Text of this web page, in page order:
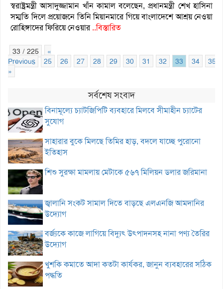
স্বরাষ্ট্রমন্ত্রী আসাদুজ্জামান খাঁন কামাল বলেছেন, প্রধানমন্ত্রী শেখ হাসিনা
সম্মতি দিলে প্রয়োজনে তিনি মিয়ানমারে গিয়ে বাংলাদেশে আশ্রয় নেওয়া
রোহিঙ্গাদের ফিরিয়ে নেওয়ার..বিস্তারিত
33 / 225
«
Previous
25 26 27 28 29 30 31 32 33 34
35
»
সর্বশেষ সংবাদ
বিনামূল্যে চ্যাটজিপিটি ব্যবহারে মিলবে সীমাহীন চ্যাটের
সুযোগ
সাহারার বুকে মিলছে তিমির হাড়, বদলে যাচ্ছে পুরোনো
ইতিহাস
শিশু সুরক্ষা মামলায় মেটাকে ৫৬৭ মিলিয়ন ডলার জরিমানা
জ্বালানি সংকট সামাল দিতে বাড়ছে এলএনজি আমদানির
উদ্যোগ
বর্জ্যকে কাজে লাগিয়ে বিদ্যুৎ উৎপাদনসহ নানা পণ্য তৈরির
উদ্যোগ
খুশকি কমাতে আদা কতটা কার্যকর, জানুন ব্যবহারের সঠিক
পদ্ধতি